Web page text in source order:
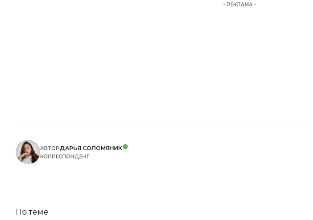
- РЕКЛАМА -
АВТОРДАРЬЯ СОЛОМЯНИК
КОРРЕСПОНДЕНТ
По теме